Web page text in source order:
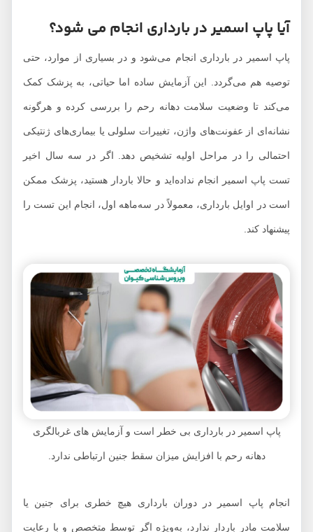
آیا پاپ اسمیر در بارداری انجام می شود؟
پاپ اسمیر در بارداری انجام می‌شود و در بسیاری از موارد، حتی
توصیه هم می‌گردد. این آزمایش ساده اما حیاتی، به پزشک کمک
می‌کند تا وضعیت سلامت دهانه رحم را بررسی کرده و هرگونه
نشانه‌ای از عفونت‌های واژن، تغییرات سلولی یا بیماری‌های ژنتیکی
احتمالی را در مراحل اولیه تشخیص دهد. اگر در سه سال اخیر
تست پاپ اسمیر انجام نداده‌اید و حالا باردار هستید، پزشک ممکن
است در اوایل بارداری، معمولاً در سه‌ماهه اول، انجام این تست را
پیشنهاد کند.
پاپ اسمیر در بارداری بی خطر است و آزمایش های غربالگری
دهانه رحم با افزایش میزان سقط جنین ارتباطی ندارد.
انجام پاپ اسمیر در دوران بارداری هیچ خطری برای جنین یا
سلامت مادر باردار ندارد، به‌ویژه اگر توسط متخصص و با رعایت